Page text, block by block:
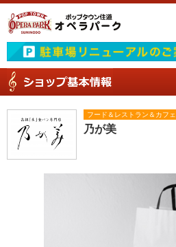
フード＆レストラン＆カフェ
乃が美